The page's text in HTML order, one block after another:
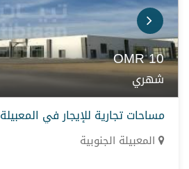
10
OMR
شهري
مساحات تجارية للإيجار في المعبيلة
المعبيلة الجنوبية